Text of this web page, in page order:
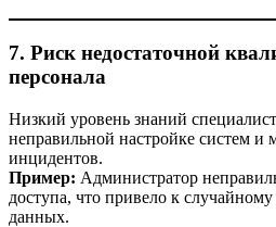
7. Риск недостаточной
персонала
Низкий уровень знаний
неправильной настройке систем
инцидентов.
Пример: Администратор
доступа, что привело к
данных.